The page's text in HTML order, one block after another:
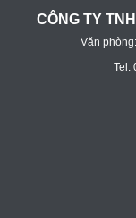
CÔNG TY
Văn
Tel: